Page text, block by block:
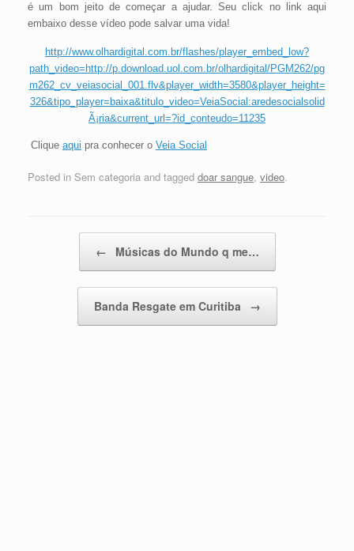
é um bom jeito de começar a ajudar. Seu click no link aqui
embaixo desse vídeo pode salvar uma vida!
http://www.olhardigital.com.br/flashes/player_embed_low?
path_video=http://p.download.uol.com.br/olhardigital/PGM262/pg
m262_cv_veiasocial_001.flv&player_width=3580&player_height=
326&tipo_player=baixa&titulo_video=VeiaSocial:aredesocialsolid
Ã¡ria&current_url=?id_conteudo=11235
Clique aqui pra conhecer o Veia Social
Posted in Sem categoria and tagged doar sangue, video.
← Músicas do Mundo q me…
Banda Resgate em Curitiba →